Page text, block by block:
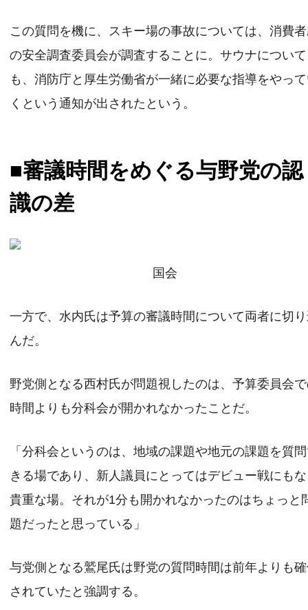
この質問を機に、スキー場の事故については、消費
の安全調査委員会が調査することに。サウナについて
も、消防庁と厚生労働省が一緒に必要な指導をやっ
くという通知が出されたという。
■審議時間をめぐる与野党の認
識の差
国会
一方で、水内氏は予算の審議時間について両者に切
んだ。
野党側となる西村氏が問題視したのは、予算委員会
時間よりも分科会が開かれなかったことだ。
「分科会というのは、地域の課題や地元の課題を質
きる場であり、新人議員にとってはデビュー戦にも
貴重な場。それが1分も開かれなかったのはちょっと
題だったと思っている」
与党側となる鷲尾氏は野党の質問時間は前年よりも
されていたと強調する。